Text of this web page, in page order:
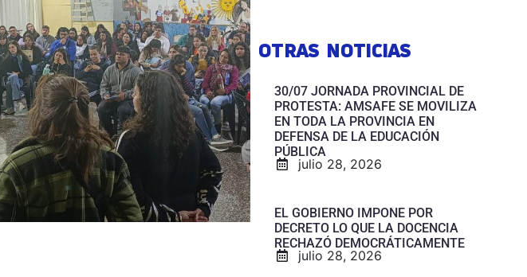
OTRAS NOTICIAS
30/07 JORNADA PROVINCIAL DE
PROTESTA: AMSAFE SE MOVILIZA
EN TODA LA PROVINCIA EN
DEFENSA DE LA EDUCACIÓN
PÚBLICA
julio 28, 2026
EL GOBIERNO IMPONE POR
DECRETO LO QUE LA DOCENCIA
RECHAZÓ DEMOCRÁTICAMENTE
julio 28, 2026